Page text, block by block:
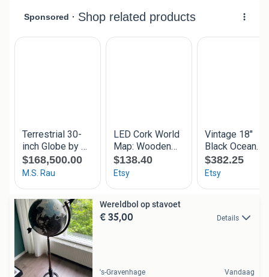
Wereldbol op stavoet
€ 35,00 Details
's-Gravenhage Vandaag